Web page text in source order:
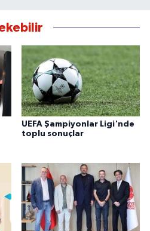
UEFA Şampiyonlar Ligi'nde
toplu sonuçlar